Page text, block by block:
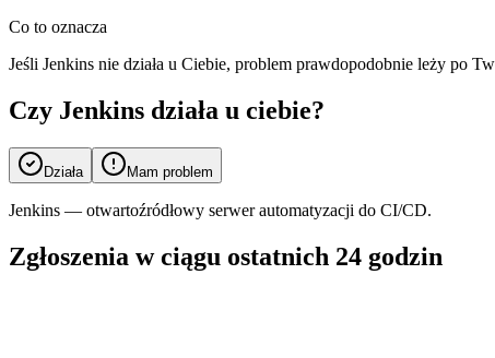
Co to oznacza
Jeśli Jenkins nie działa u Ciebie, problem prawdopodobnie leży po
Czy Jenkins działa u ciebie?
Działa Mam problem
Jenkins — otwartoźródłowy serwer automatyzacji do CI/CD.
Zgłoszenia w ciągu ostatnich 24 godzin